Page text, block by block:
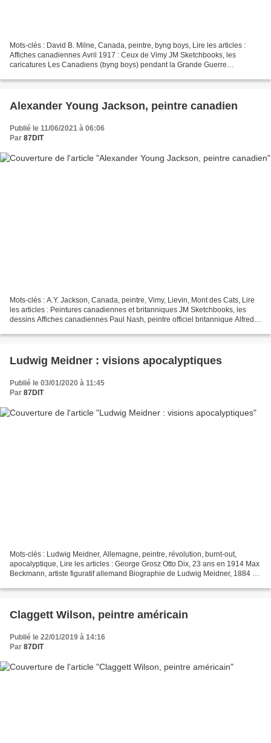
Mots-clés : David B. Milne, Canada, peintre, byng boys, Lire les articles :
Affiches canadiennes Avril 1917 : Ceux de Vimy JM Sketchbooks, les
caricatures Les Canadiens (byng boys) pendant la Grande Guerre
Alexander Young Jackson, peintre canadien
Publié le 11/06/2021 à 06:06
Par 87DIT
Mots-clés : A.Y. Jackson, Canada, peintre, Vimy, Lievin, Mont des Cats, Lire
les articles : Peintures canadiennes et britanniques JM Sketchbooks, les
dessins Affiches canadiennes Paul Nash, peintre officiel britannique Alfred
Ludwig Meidner : visions apocalyptiques
Publié le 03/01/2020 à 11:45
Par 87DIT
Mots-clés : Ludwig Meidner, Allemagne, peintre, révolution, burnt-out,
apocalyptique, Lire les articles : George Grosz Otto Dix, 23 ans en 1914 Max
Beckmann, artiste figuratif allemand Biographie de Ludwig Meidner, 1884 –
Claggett Wilson, peintre américain
Publié le 22/01/2019 à 14:16
Par 87DIT